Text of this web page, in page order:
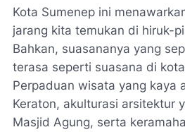
Kota Sumenep ini
jarang kita temukan di hiruk-
Bahkan, suasananya yang
terasa seperti suasana di
Perpaduan wisata yang kaya
Keraton, akulturasi arsitektur
Masjid Agung, serta